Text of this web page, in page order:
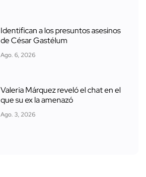
Identifican a los presuntos asesinos
de César Gastélum
Ago. 6, 2026
Valeria Márquez reveló el chat en el
que su ex la amenazó
Ago. 3, 2026